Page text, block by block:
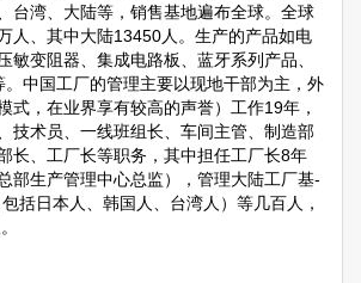
台湾、大陆等，销售基地遍布全球。全球
人、其中大陆13450人。生产的产品如电
敏变阻器、集成电路板、蓝牙系列产品、
。中国工厂的管理主要以现地干部为主，外
式，在业界享有较高的声誉）工作19年，
技术员、一线班组长、车间主管、制造部
长、工厂长等职务，其中担任工厂长8年
部生产管理中心总监），管理大陆工厂基-
括日本人、韩国人、台湾人）等几百人，